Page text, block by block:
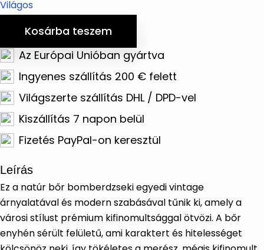
Világos
Kosárba teszem
Az Európai Unióban gyártva
Ingyenes szállítás 200 € felett
Világszerte szállítás DHL / DPD-vel
Kiszállítás 7 napon belül
Fizetés PayPal-on keresztül
Leírás
Ez a natúr bőr bomberdzseki egyedi vintage
árnyalatával és modern szabásával tűnik ki, amely a
városi stílust prémium kifinomultsággal ötvözi. A bőr
enyhén sérült felületű, ami karaktert és hitelességet